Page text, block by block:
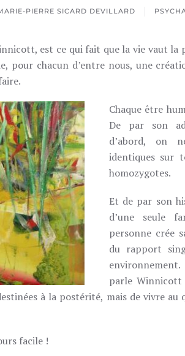
PIERRE SICARD DEVILLARD
est ce qui fait que la vie vaut la
pour chacun d’entre nous, une
Chaque être
De par son
d’abord, on
identiques sur
homozygotes.
Et de par son
d’une seule
personne crée
du rapport
parle
à la postérité, mais de vivre
facile !